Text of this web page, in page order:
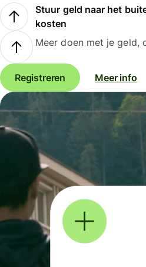
Stuur geld naar het
kosten
Meer doen met je geld,
Registreren Meer info